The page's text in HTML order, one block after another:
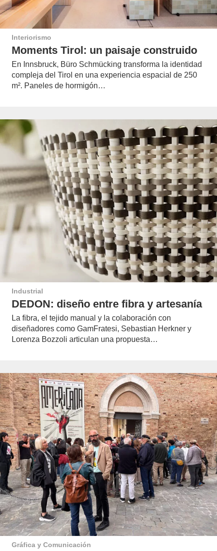
Interiorismo
Moments Tirol: un paisaje construido
En Innsbruck, Büro Schmücking transforma la identidad
compleja del Tirol en una experiencia espacial de 250
m². Paneles de hormigón…
Industrial
DEDON: diseño entre fibra y artesanía
La fibra, el tejido manual y la colaboración con
diseñadores como GamFratesi, Sebastian Herkner y
Lorenza Bozzoli articulan una propuesta…
Gráfica y Comunicación